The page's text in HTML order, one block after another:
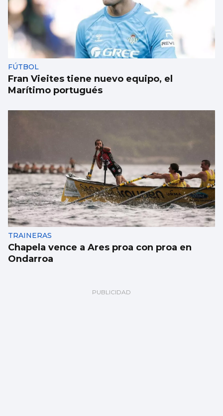
FÚTBOL
Fran Vieites tiene nuevo equipo, el
Marítimo portugués
TRAINERAS
Chapela vence a Ares proa con proa en
Ondarroa